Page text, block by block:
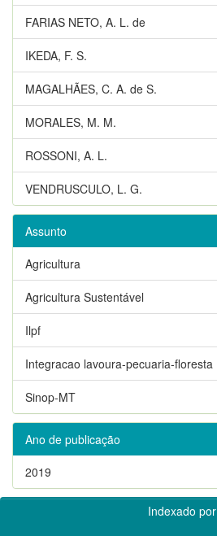
FARIAS NETO, A. L. de
IKEDA, F. S.
MAGALHÃES, C. A. de S.
MORALES, M. M.
ROSSONI, A. L.
VENDRUSCULO, L. G.
Assunto
Agricultura
Agricultura Sustentável
Ilpf
Integracao lavoura-pecuaria-floresta
Sinop-MT
Ano de publicação
2019
Indexado por